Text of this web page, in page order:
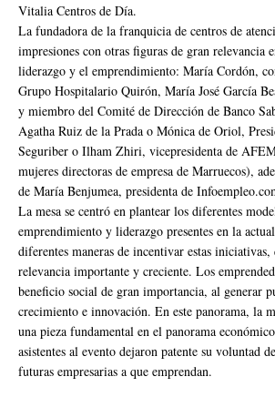
Vitalia Centros de Día.
La fundadora de la franquicia de centros de
impresiones con otras figuras de gran relevancia
liderazgo y el emprendimiento: María Cordón,
Grupo Hospitalario Quirón, María José García
y miembro del Comité de Dirección de Banco
Agatha Ruiz de la Prada o Mónica de Oriol,
Seguriber o Ilham Zhiri, vicepresidenta de
mujeres directoras de empresa de Marruecos),
de María Benjumea, presidenta de
La mesa se centró en plantear los diferentes
emprendimiento y liderazgo presentes en la
diferentes maneras de incentivar estas
relevancia importante y creciente. Los
beneficio social de gran importancia, al generar
crecimiento e innovación. En este panorama, la
una pieza fundamental en el panorama
asistentes al evento dejaron patente su voluntad
futuras empresarias a que emprendan.